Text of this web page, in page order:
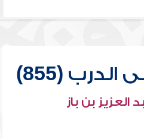
(855)
بن باز